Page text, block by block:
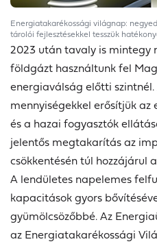
Energiatakarékossági világnap:
tárolói fejlesztésekkel tesszük
2023 után tavaly is mintegy
földgázt használtunk fel
energiaválság előtti
mennyiségekkel erősítjük
és a hazai fogyasztók
jelentős megtakarítás az
csökkentésén túl hozzájárul
A lendületes napelemes
kapacitások gyors
gyümölcsözőbbé. Az
az Energiatakarékossági